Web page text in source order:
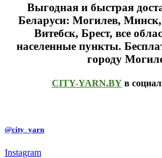
Выгодная и быстрая
Беларуси: Могилев,
Витебск, Брест, все
населенные пункты.
городу
CITY-YARN.BY в
@city_yarn
Instagram